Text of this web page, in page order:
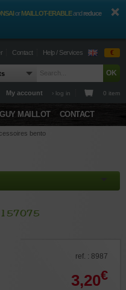
orMAILLOT-ERABLEandreduce
Contact Help / Services €
My account › log in 0 item
GUY MAILLOT CONTACT
bento
157075
ref. : 8987
3,20€